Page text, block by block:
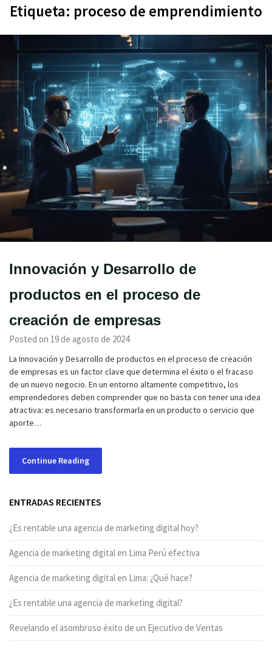
Etiqueta: proceso de emprendimiento
Innovación y Desarrollo de
productos en el proceso de
creación de empresas
Posted on 19 de agosto de 2024
La Innovación y Desarrollo de productos en el proceso de creación
de empresas es un factor clave que determina el éxito o el fracaso
de un nuevo negocio. En un entorno altamente competitivo, los
emprendedores deben comprender que no basta con tener una idea
atractiva: es necesario transformarla en un producto o servicio que
aporte…
Continue Reading
ENTRADAS RECIENTES
¿Es rentable una agencia de marketing digital hoy?
Agencia de marketing digital en Lima Perú efectiva
Agencia de marketing digital en Lima: ¿Qué hace?
¿Es rentable una agencia de marketing digital?
Revelando el asombroso éxito de un Ejecutivo de Ventas